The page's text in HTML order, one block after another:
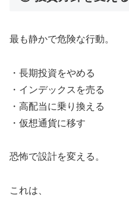
最も静かで危険な行動。
・長期投資をやめる
・インデックスを売る
・高配当に乗り換える
・仮想通貨に移す
恐怖で設計を変える。
これは、